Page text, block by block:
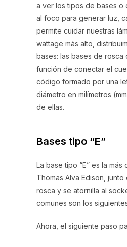
a ver los tipos de bases o
al foco para generar luz,
permite cuidar nuestras
wattage más alto,
bases: las bases de
función de conectar el
código formado por una
diámetro en milímetros
de ellas.
Bases tipo “E”
La base tipo “E” es la
Thomas Alva Edison,
rosca y se atornilla al
comunes son los
Ahora, el siguiente paso